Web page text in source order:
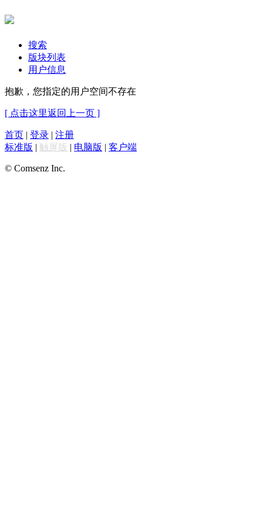
搜索
版块列表
用户信息
抱歉，您指定的用户空间不存在
[ 点击这里返回上一页 ]
首页 | 登录 | 注册
标准版 | 触屏版 | 电脑版 | 客户端
© Comsenz Inc.